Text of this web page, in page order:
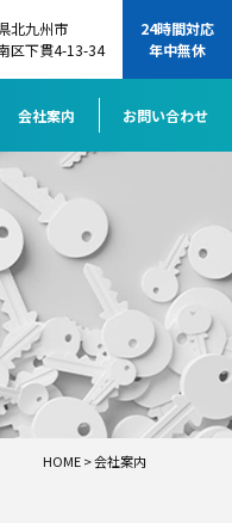
北九州市
区下貫4-13-34
24時間対応
年中無休
会社案内 お問い合わせ
HOME>会社案内